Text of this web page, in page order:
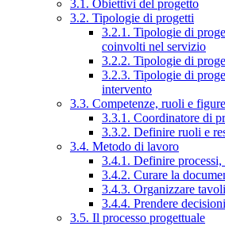
3.1. Obiettivi del progetto
3.2. Tipologie di progetti
3.2.1. Tipologie di
coinvolti nel servizio
3.2.2. Tipologie di
3.2.3. Tipologie di
intervento
3.3. Competenze, ruoli e
3.3.1. Coordinatore di
3.3.2. Definire ruoli e
3.4. Metodo di lavoro
3.4.1. Definire
3.4.2. Curare la
3.4.3. Organizzare
3.4.4. Prendere decisioni
3.5. Il processo progettuale